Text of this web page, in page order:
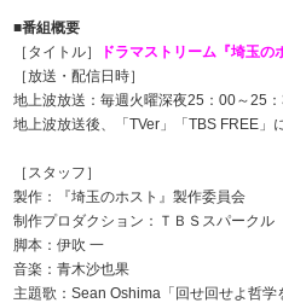
■番組概要
［タイトル］
ドラマストリーム『埼玉の
［放送・配信日時］
地上波放送：毎週火曜深夜25：00～25
地上波放送後、「TVer」「TBS FREE」
［スタッフ］
製作：『埼玉のホスト』製作委員会
制作プロダクション：ＴＢＳスパークル
脚本：伊吹 一
音楽：青木沙也果
主題歌：Sean Oshima「回せ回せよ哲学